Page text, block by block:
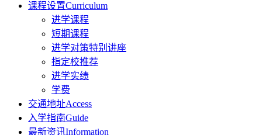
课程设置Curriculum
进学课程
短期课程
进学对策特别讲座
指定校推荐
进学实绩
学费
交通地址Access
入学指南Guide
最新资讯Information